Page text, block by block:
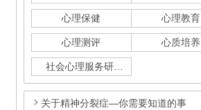
心理保健 心理教育
心理测评 心质培养
关于精神分裂症—你需要知道的事